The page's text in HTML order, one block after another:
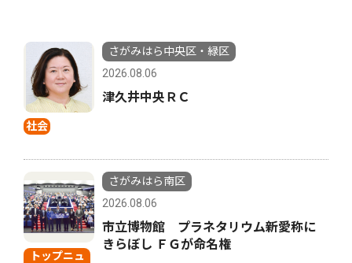
社会
さがみはら中央区・緑区
2026.08.06
津久井中央ＲＣ
トップニュ
さがみはら南区
2026.08.06
市立博物館 プラネタリウム新愛称に
きらぼし ＦＧが命名権